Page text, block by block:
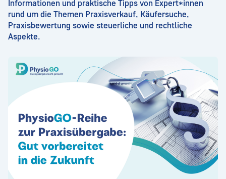
Informationen und praktische Tipps von Expert*innen
rund um die Themen Praxisverkauf, Käufersuche,
Praxisbewertung sowie steuerliche und rechtliche
Aspekte.